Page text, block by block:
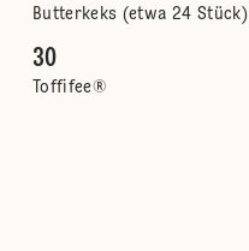
Butterkeks (etwa 24 Stück)
30
Toffifee®